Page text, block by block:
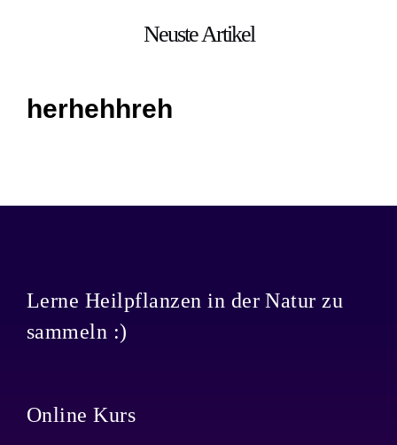
Neuste Artikel
herhehhreh
Lerne Heilpflanzen in der Natur zu
sammeln :)
Online Kurs